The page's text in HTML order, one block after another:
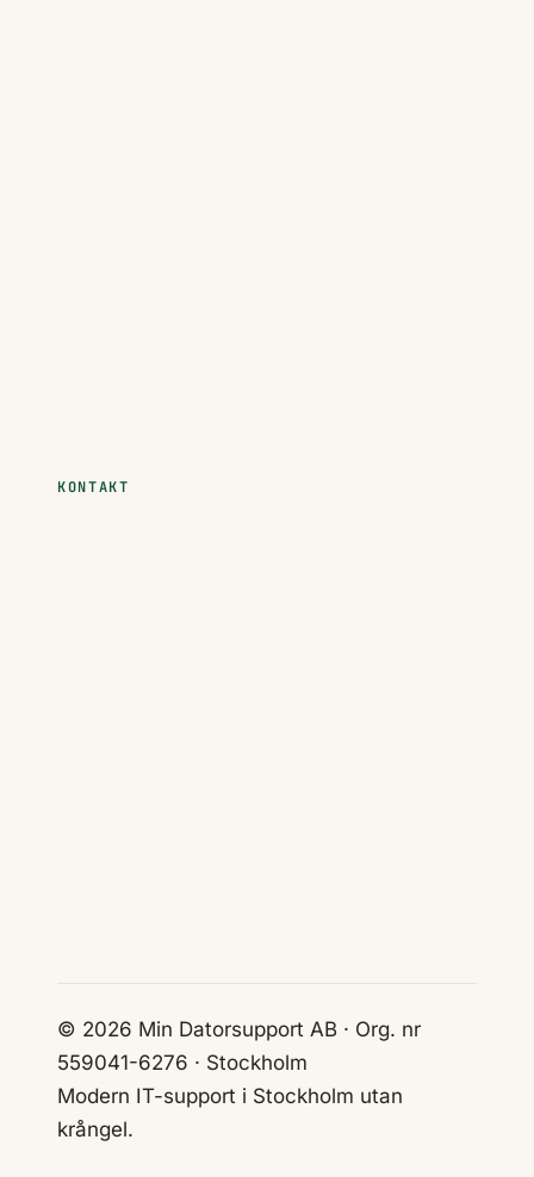
KONTAKT
© 2026 Min Datorsupport AB · Org. nr
559041-6276 · Stockholm
Modern IT-support i Stockholm utan
krångel.